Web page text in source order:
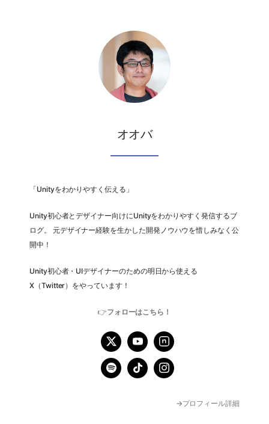
オオバ
「Unityをわかりやすく伝える」
Unity初心者とデザイナー向けにUnityをわかりやすく発信するブ
ログ。 元デザイナー経験を生かした開発ノウハウを惜しみなく公
開中！
Unity初心者・UIデザイナーのための明日から使える
X（Twitter）をやっています！
👉フォローはこちら！
→プロフィール詳細